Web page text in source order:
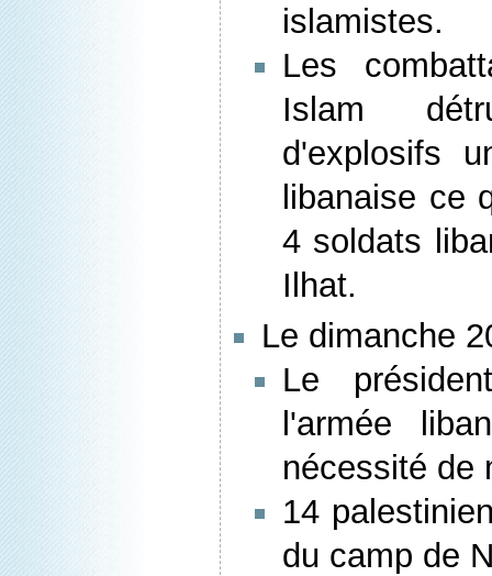
islamistes.
Les
Islam
d'explosifs
libanaise ce
4 soldats
Ilhat.
Le dimanche
Le
l'armée
nécessité de
14
du camp de